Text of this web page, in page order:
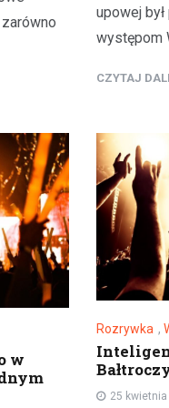
upowej
występom
CZYTAJ
w
Rozrywka ,
25